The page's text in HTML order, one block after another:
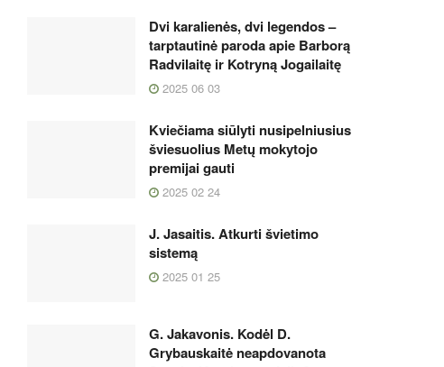
Dvi karalienės, dvi legendos –
tarptautinė paroda apie Barborą
Radvilaitę ir Kotryną Jogailaitę
2025 06 03
Kviečiama siūlyti nusipelniusius
šviesuolius Metų mokytojo
premijai gauti
2025 02 24
J. Jasaitis. Atkurti švietimo
sistemą
2025 01 25
G. Jakavonis. Kodėl D.
Grybauskaitė neapdovanota